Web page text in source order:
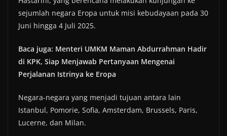
sejumlah negara Eropa untuk misi kebudayaan pada 30
Juni hingga 4 Juli 2025.
Baca juga: Menteri UMKM Maman Abdurrahman Hadir
di KPK, Siap Menjawab Pertanyaan Mengenai
Perjalanan Istrinya ke Eropa
Negara-negara yang menjadi tujuan antara lain
Istanbul, Pomorie, Sofia, Amsterdam, Brussels, Paris,
Lucerne, dan Milan.